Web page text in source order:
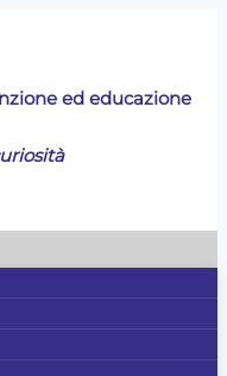
ed educazione